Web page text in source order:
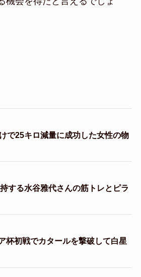
で25キロ減量に成功した女性の物
する水谷雅代さんの筋トレとピラ
杯初戦でカタールを撃破して白星